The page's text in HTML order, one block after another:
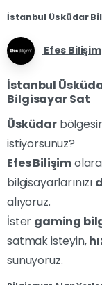
İstanbul Üsküdar
Efes Bilişim
İstanbul
Bilgisayar Sat
Üsküdar
istiyorsunuz?
Efes Bilişim
bilgisayarlarınızı
alıyoruz.
İster gaming
satmak isteyin,
sunuyoruz.